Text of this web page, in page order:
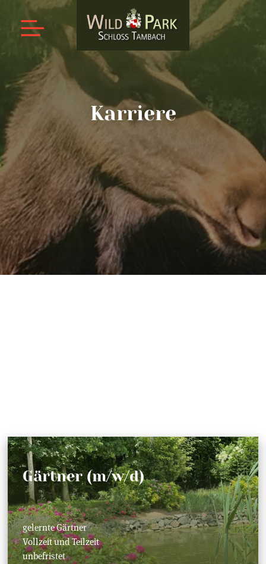
Karriere
Gärtner (m/w/d)
gelernte Gärtner
Vollzeit und Teilzeit
unbefristet